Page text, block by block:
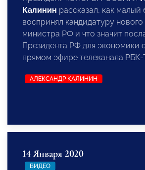
Калинин рассказал, как малый
воспринял кандидатуру
министра РФ и что значит
Президента РФ для экономики
прямом эфире телеканала РБК-
АЛЕКСАНДР КАЛИНИН
14 Января 2020
ВИДЕО